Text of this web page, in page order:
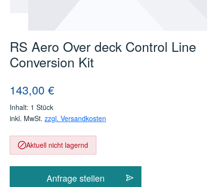
RS Aero Over deck Control Line
Conversion Kit
Regulärer Preis:
143,00 €
Inhalt: 1 Stück
inkl. MwSt. zzgl. Versandkosten
Aktuell nicht lagernd
Anfrage stellen